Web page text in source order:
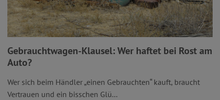
Gebrauchtwagen-Klausel: Wer haftet bei Rost am
Auto?
Wer sich beim Händler „einen Gebrauchten“ kauft, braucht
Vertrauen und ein bisschen Glü...